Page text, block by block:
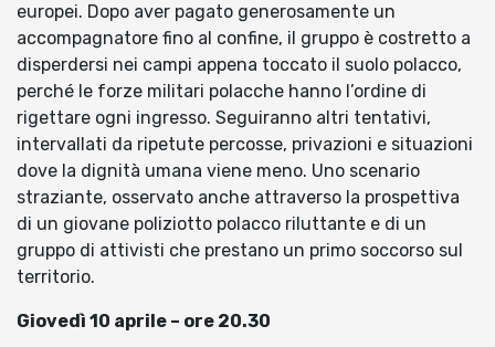
europei. Dopo aver pagato generosamente un
accompagnatore fino al confine, il gruppo è costretto a
disperdersi nei campi appena toccato il suolo polacco,
perché le forze militari polacche hanno l’ordine di
rigettare ogni ingresso. Seguiranno altri tentativi,
intervallati da ripetute percosse, privazioni e situazioni
dove la dignità umana viene meno. Uno scenario
straziante, osservato anche attraverso la prospettiva
di un giovane poliziotto polacco riluttante e di un
gruppo di attivisti che prestano un primo soccorso sul
territorio.
Giovedì 10 aprile – ore 20.30